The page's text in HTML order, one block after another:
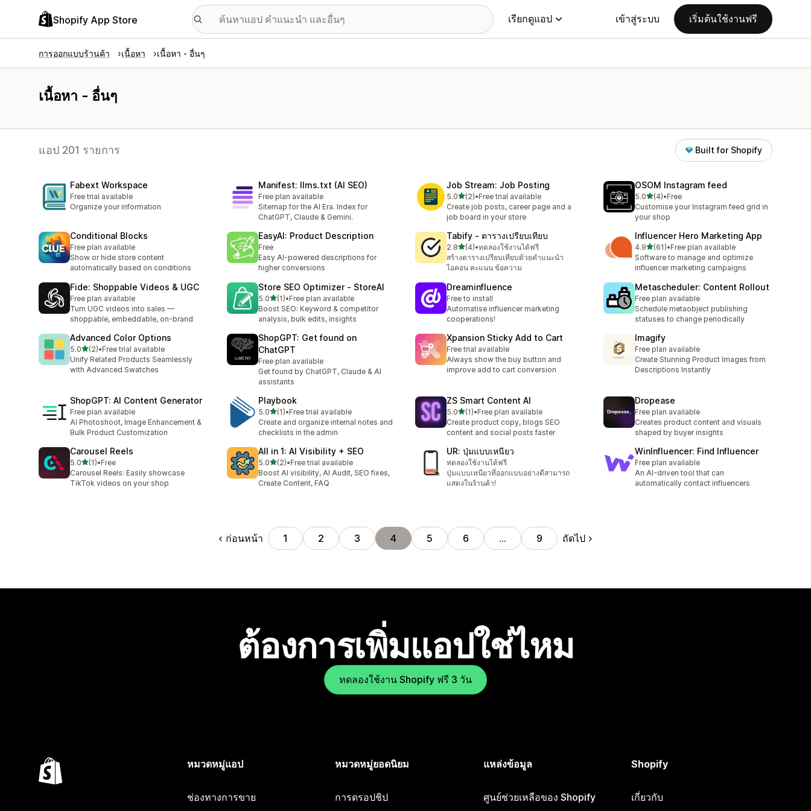
Shopify App Store เรียกดูแอป เข้าสู่ระบบ เริ่มต้นใช้งานฟรี
การออกแบบร้านค้า เนื้อหา เนื้อหา - อื่นๆ
เนื้อหา - อื่นๆ
แอป 201 รายการ Built for Shopify
Fabext Workspace
Free trial available
Organize your information
Manifest: llms.txt (AI SEO)
Free plan available
Sitemap for the AI Era. Index for
ChatGPT, Claude & Gemini.
Job Stream: Job Posting
5.0เต็ม 5 ดาว
(2)
ทั้งหมด 2 รีวิว
•Free trial available
Create job posts, career page and a
job board in your store
OSOM Instagram feed
5.0เต็ม 5 ดาว
(4)
ทั้งหมด 4 รีวิว
•Free
Customise your Instagram feed grid in
your shop
Conditional Blocks
Free plan available
Show or hide store content
automatically based on conditions
EasyAI: Product Description
Free
Easy AI-powered descriptions for
higher conversions
Tabify ‑ ตารางเปรียบเทียบ
2.8เต็ม 5 ดาว
(4)
ทั้งหมด 4 รีวิว
•ทดลองใช้งานได้ฟรี
สร้างตารางเปรียบเทียบด้วยคำแนะนำ
ไอคอน คะแนน ข้อความ
Influencer Hero Marketing App
4.9เต็ม 5 ดาว
(61)
ทั้งหมด 61 รีวิว
•Free plan available
Software to manage and optimize
influencer marketing campaigns
Fide: Shoppable Videos & UGC
Free plan available
Turn UGC videos into sales —
shoppable, embeddable, on-brand
Store SEO Optimizer ‑ StoreAI
5.0เต็ม 5 ดาว
(1)
ทั้งหมด 1 รีวิว
•Free plan available
Boost SEO: Keyword & competitor
analysis, bulk edits, insights
Dreaminfluence
Free to install
Automatise influencer marketing
cooperations!
Metascheduler: Content Rollout
Free plan available
Schedule metaobject publishing
statuses to change periodically
Advanced Color Options
5.0เต็ม 5 ดาว
(2)
ทั้งหมด 2 รีวิว
•Free trial available
Unify Related Products Seamlessly
with Advanced Swatches
ShopGPT: Get found on
ChatGPT
Free plan available
Get found by ChatGPT, Claude & AI
assistants
Xpansion Sticky Add to Cart
Free trial available
Always show the buy button and
improve add to cart conversion
Imagify
Free plan available
Create Stunning Product Images from
Descriptions Instantly
ShopGPT: AI Content Generator
Free plan available
AI Photoshoot, Image Enhancement &
Bulk Product Customization
Playbook
5.0เต็ม 5 ดาว
(1)
ทั้งหมด 1 รีวิว
•Free trial available
Create and organize internal notes and
checklists in the admin
ZS Smart Content AI
5.0เต็ม 5 ดาว
(1)
ทั้งหมด 1 รีวิว
•Free plan available
Create product copy, blogs SEO
content and social posts faster
Dropease
Free plan available
Creates product content and visuals
shaped by buyer insights
Carousel Reels
5.0เต็ม 5 ดาว
(1)
ทั้งหมด 1 รีวิว
•Free
Carousel Reels: Easily showcase
TikTok videos on your shop
All in 1: AI Visibility + SEO
5.0เต็ม 5 ดาว
(2)
ทั้งหมด 2 รีวิว
•Free trial available
Boost AI visibility, AI Audit, SEO fixes,
Create Content, FAQ
UR: ปุ่มแบบเหนียว
ทดลองใช้งานได้ฟรี
ปุ่มแบบเหนียวที่ออกแบบอย่างดีสามารถ
แสดงในร้านค้า!
WinInfluencer: Find Influencer
Free plan available
An AI-driven tool that can
automatically contact influencers
ก่อนหน้า 1 2 3 4 5 6 … 9 ถัดไป
ต้องการเพิ่มแอปใช่ไหม
ทดลองใช้งาน Shopify ฟรี 3 วัน
หมวดหมู่แอป
ช่องทางการขาย
หมวดหมู่ยอดนิยม
การดรอปชิป
แหล่งข้อมูล
ศูนย์ช่วยเหลือของ Shopify
Shopify
เกี่ยวกับ